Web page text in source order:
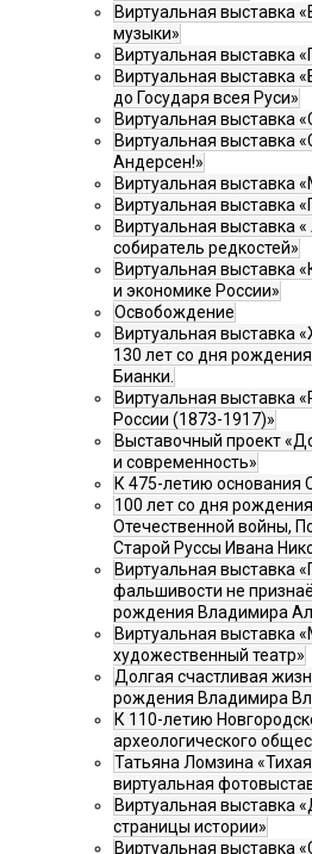
Виртуальная выставка
музыки»
Виртуальная выставка
Виртуальная выставка
до Государя всея Руси»
Виртуальная выставка
Виртуальная выставка
Андерсен!»
Виртуальная выставка
Виртуальная выставка
Виртуальная выставка
собиратель редкостей»
Виртуальная выставка
и экономике России»
Освобождение
Виртуальная выставка
130 лет со дня
Бианки.
Виртуальная выставка
России (1873-1917)»
Выставочный проект
и современность»
К 475-летию основания
100 лет со дня
Отечественной войны,
Старой Руссы Ивана
Виртуальная выставка
фальшивости не
рождения Владимира
Виртуальная выставка
художественный театр»
Долгая счастливая
рождения Владимира
К 110-летию
археологического
Татьяна Ломзина
виртуальная
Виртуальная выставка
страницы истории»
Виртуальная выставка